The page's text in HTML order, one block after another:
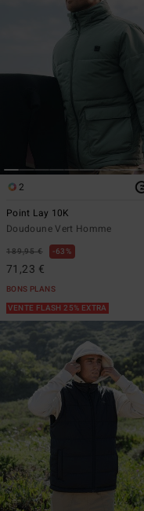
2
Point Lay 10K
Doudoune Vert Homme
189,95 € 63%
71,23 €
BONS PLANS
VENTE FLASH 25% EXTRA